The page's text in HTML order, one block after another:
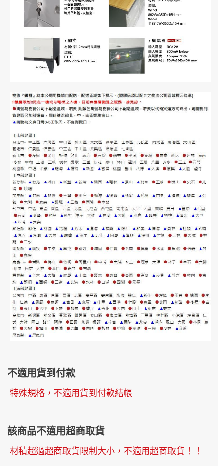
不適用貨到付款
特殊規格，不適用貨到付款結帳
該商品不適用超商取貨
材積超過超商取貨限制大小，不適用超商取貨！！